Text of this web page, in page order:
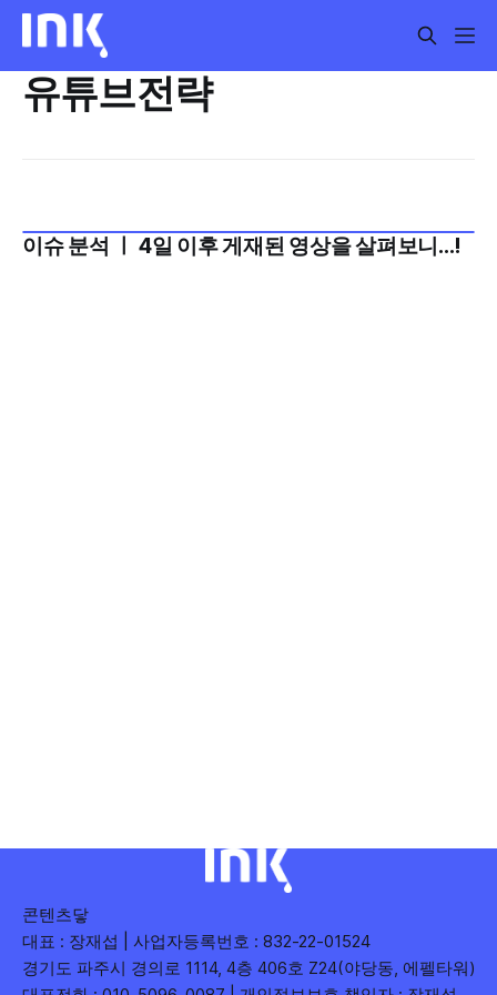
유튜브전략
2024년 12월 1주
이슈 분석 ㅣ 4일 이후 게재된 영상을 살펴보니...!
콘텐츠닿
대표 : 장재섭 | 사업자등록번호 : 832-22-01524
경기도 파주시 경의로 1114, 4층 406호 Z24(야당동, 에펠타워)